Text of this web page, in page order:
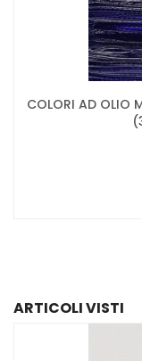
COLORI AD OLIO
ARTICOLI VISTI